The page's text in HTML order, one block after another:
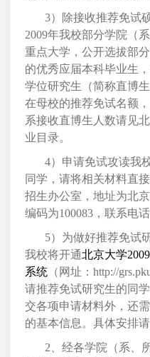
3）除接收推荐免试
2009年我校部分学院（
重点大学，公开选拔部
的优秀应届本科毕业生
学位研究生（简称直博
在母校的推荐免试名额
系接收直博生人数请见
业目录。
4）申请免试攻读我
同学，请将相关材料直
招生办公室，地址为北
编码为100083，联系电
5） 为做好推荐免试
我校将开通北京大学2009
系统 （网址： http://
请推荐免试研究生的同
交各项申请材料外，还
的基本信息。具体安排
2、经各学院（系、